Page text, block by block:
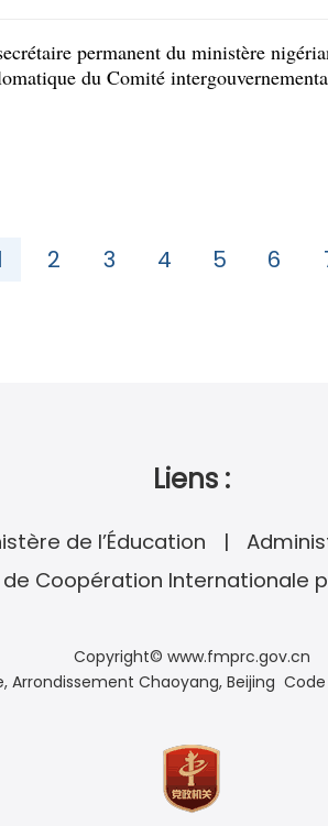
permanent du ministère
du Comité
2 3 4 5 6
Liens :
de l’Éducation
Coopération Internationale
Copyright© www.fmprc.gov.cn
Arrondissement Chaoyang, Beijing Code